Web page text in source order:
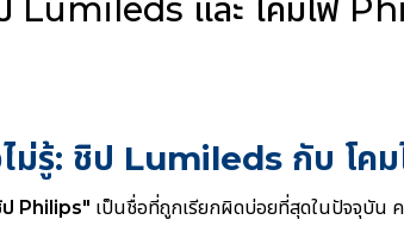
Lumileds และ โคมไฟ
ม่รู้: ชิป Lumileds กับ โค
Philips" เป็นชื่อที่ถูกเรียกผิดบ่อยที่สุดในปัจจุบัน